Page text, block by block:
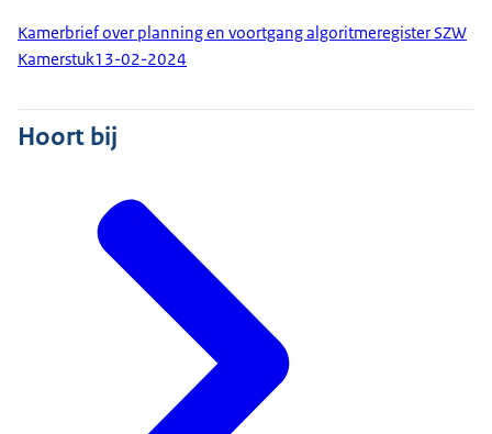
Kamerbrief over planning en voortgang algoritmeregister SZW
Kamerstuk13-02-2024
Hoort bij